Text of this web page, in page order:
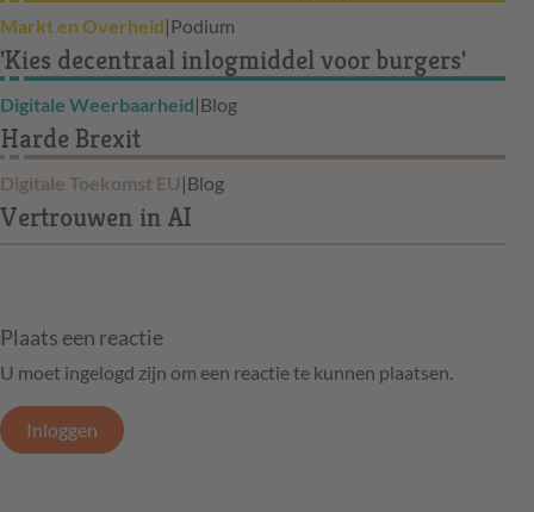
Markt en Overheid|Podium
'Kies decentraal inlogmiddel voor burgers'
Digitale Weerbaarheid|Blog
Harde Brexit
Digitale Toekomst EU |Blog
Vertrouwen in AI
Plaats een reactie
U moet ingelogd zijn om een reactie te kunnen plaatsen.
Inloggen